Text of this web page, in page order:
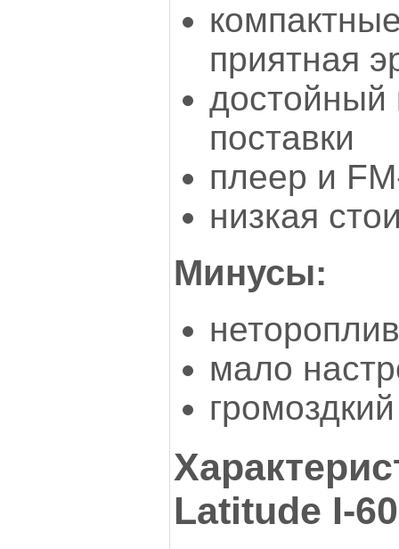
приятная
достойный
поставки
плеер и
низкая
Минусы:
мало
Latitude I-